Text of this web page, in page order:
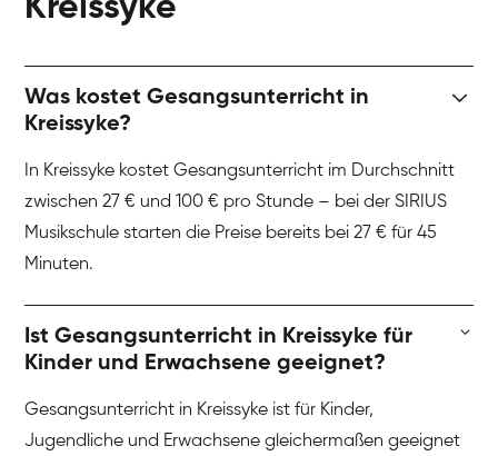
Kreissyke
Was kostet Gesangsunterricht in
Kreissyke?
In Kreissyke kostet Gesangsunterricht im Durchschnitt
zwischen 27 € und 100 € pro Stunde – bei der SIRIUS
Musikschule starten die Preise bereits bei 27 € für 45
Minuten.
Ist Gesangsunterricht in Kreissyke für
Kinder und Erwachsene geeignet?
Gesangsunterricht in Kreissyke ist für Kinder,
Jugendliche und Erwachsene gleichermaßen geeignet